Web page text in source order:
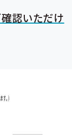
認いただけ